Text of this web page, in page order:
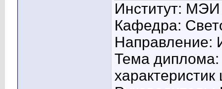
Институт: МЭИ
Кафедра:
Направление:
Тема диплома: